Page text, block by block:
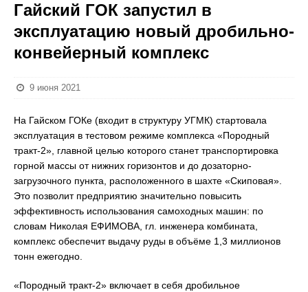
Гайский ГОК запустил в
эксплуатацию новый дробильно-
конвейерный комплекс
9 июня 2021
На Гайском ГОКе (входит в структуру УГМК) стартовала
эксплуатация в тестовом режиме комплекса «Породный
тракт-2», главной целью которого станет транспортировка
горной массы от нижних горизонтов и до дозаторно-
загрузочного пункта, расположенного в шахте «Скиповая».
Это позволит предприятию значительно повысить
эффективность использования самоходных машин: по
словам Николая ЕФИМОВА, гл. инженера комбината,
комплекс обеспечит выдачу руды в объёме 1,3 миллионов
тонн ежегодно.
«Породный тракт-2» включает в себя дробильное